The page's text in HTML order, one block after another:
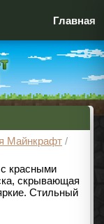
Главная
Майнкрафт /
красными
скрывающая
Стильный